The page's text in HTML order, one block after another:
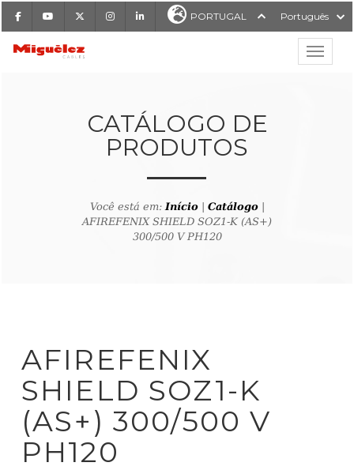
FacebookYoutube InstagramLinkedIn PORTUGAL Português
Miguélez Cabos
CATÁLOGO DE
PRODUTOS
Você está em:Início| Catálogo|
AFIREFENIX SHIELD SOZ1-K (AS+)
300/500 V PH120
ao buscador de produtos
AFIREFENIX
SHIELD SOZ1-K
(AS+) 300/500 V
PH120